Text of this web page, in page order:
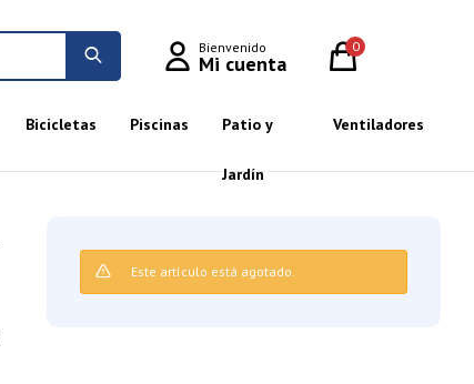
Bicicletas Piscinas Patio y
Jardín
Ventiladores
0
Este artículo está agotado.